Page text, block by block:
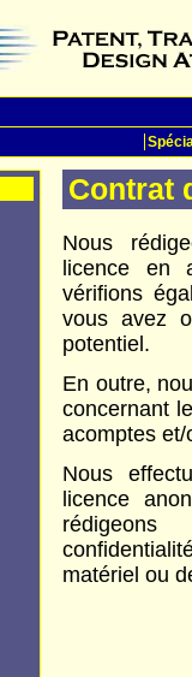
Contrat
Nous
licence en
vérifions
vous avez
potentiel.
En outre,
concernant
acomptes
Nous
licence
matériel ou